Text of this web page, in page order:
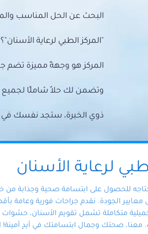
البحث عن الحل المناسب
"المركز الطبي لرعاية الأسنان"؟
المركز هو وجهةً مميزة تضم
وتضمن لك حلاً شاملًا
ذوي الخبرة، ستجد نفسك في
لرعاية الأسنان
للحصول على ابتسامة صحية وجذابة
الجودة. نقدم جراحات فورية وعامة
متكاملة تشمل تقويم الأسنان، حشوات
صحتك وجمال ابتسامتك في أيدٍ أمينة!